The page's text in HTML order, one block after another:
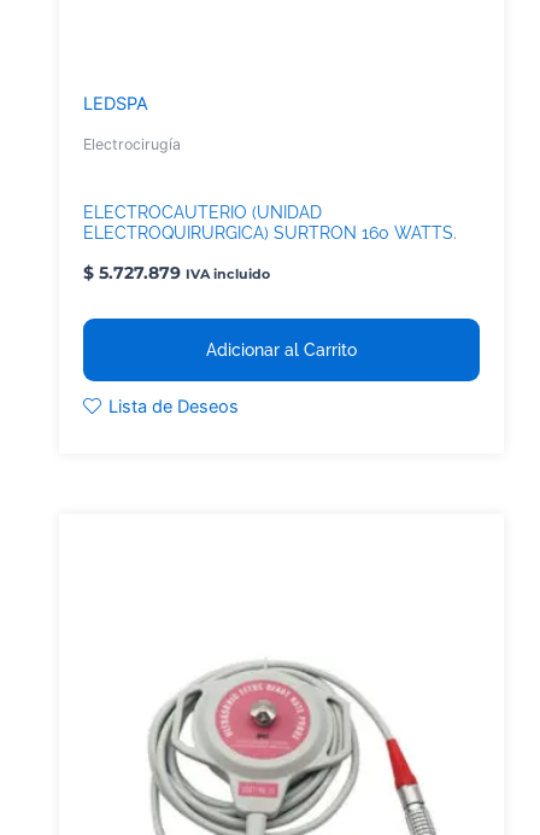
LEDSPA
Electrocirugía
ELECTROCAUTERIO (UNIDAD
ELECTROQUIRURGICA) SURTRON 160 WATTS.
$ 5.727.879 IVA incluido
Adicionar al Carrito
Lista de Deseos